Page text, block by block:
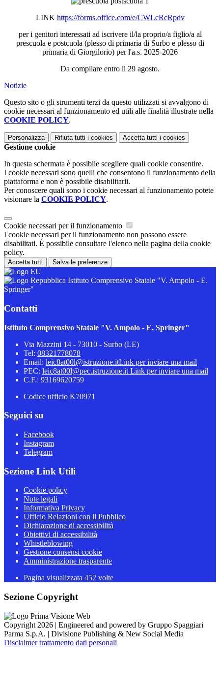
LINK https://forms.office.com/e/CWLcRcRpdv
per i genitori interessati ad iscrivere il/la proprio/a figlio/a al
prescuola e postcuola (plesso di primaria di Surbo e plesso di
primaria di Giorgilorio) per l'a.s. 2025-2026
Da compilare entro il 29 agosto.
Notizie
Questo sito o gli strumenti terzi da questo utilizzati si avvalgono di
cookie necessari al funzionamento ed utili alle finalità illustrate nella
COOKIE POLICY.
Personalizza Rifiuta tutti i cookies Accetta tutti i cookies
Gestione cookie
In questa schermata è possibile scegliere quali cookie consentire.
I cookie necessari sono quelli che consentono il funzionamento della
piattaforma e non è possibile disabilitarli.
Per conoscere quali sono i cookie necessari al funzionamento potete
visionare la COOKIE POLICY.
Cookie necessari per il funzionamento
I cookie necessari per il funzionamento non possono essere
disabilitati. È possibile consultare l'elenco nella pagina della cookie
policy.
Accetta tutti Salva le preferenze
Istituto Comprensivo Statale "V. Ampolo - E.
Springer"
Contatti
Istituto Comprensivo Statale "V. Ampolo - E. Springer"
Via Mazzini 14 - 73010 - Surbo (LE)
Tel: 08321778078
Email: leic8at00l@istruzione.itLink per inviare una mail
PEC: leic8at00l@pec.istruzione.it Link per inviare una mail
C.F.: 93169620759
Codice ufficio K70971
Seguici su
Facebook
Instagram
Telegram
Sezione Link Utili
Cookie policy
Note legali
Informativa Privacy
Ufficio Relazioni con il Pubblico
Dichiarazione di accessibilità
Obiettivi di accessibilità
Whistleblowing
Gestione consensi cookie
Amministrazione trasparente
Pagina visualizzata 452 volte
Sezione Copyright
Copyright 2026 | Engineered and powered by Gruppo Spaggiari
Parma S.p.A. | Divisione Publishing & New Social Media
Disclaimer trattamento dati personali